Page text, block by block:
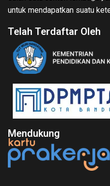
untuk mendapatkan suatu
Telah Terdaftar Oleh
Mendukung